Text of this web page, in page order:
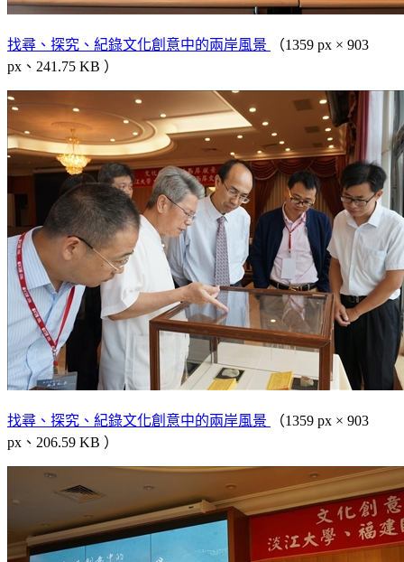
找尋、探究、紀錄文化創意中的兩岸風景
（1359 px × 903
px、241.75 KB ）
找尋、探究、紀錄文化創意中的兩岸風景
（1359 px × 903
px、206.59 KB ）